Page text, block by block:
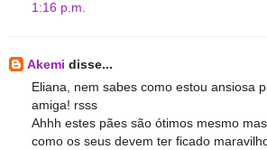
1:16 p.m.
Akemi disse...
Eliana, nem sabes como estou ansiosa
amiga! rsss
Ahhh estes pães são ótimos mesmo
como os seus devem ter ficado